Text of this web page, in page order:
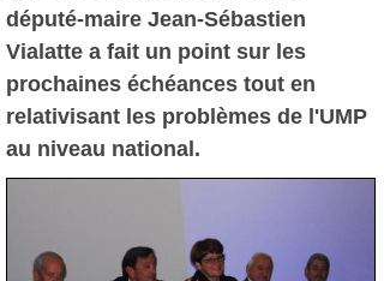
député-maire Jean-Sébastien
Vialatte a fait un point sur les
prochaines échéances tout en
relativisant les problèmes de l'UMP
au niveau national.